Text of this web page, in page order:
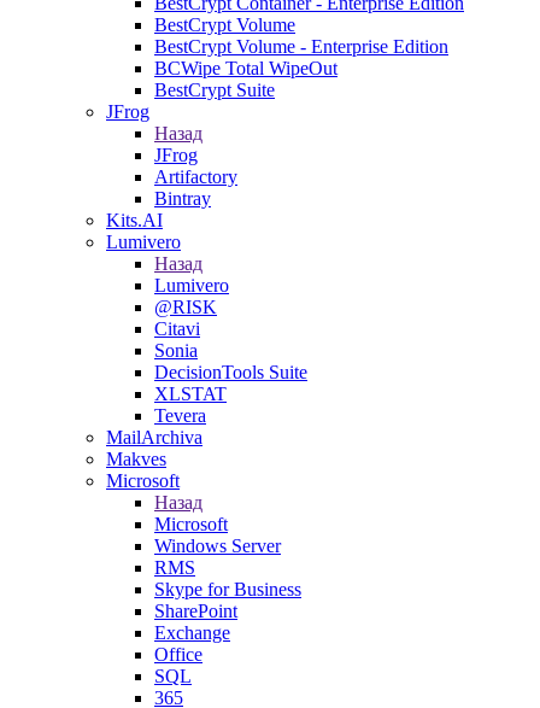
BestCrypt Volume
BestCrypt Volume - Enterprise Edition
BCWipe Total WipeOut
BestCrypt Suite
JFrog
Назад
JFrog
Artifactory
Bintray
Kits.AI
Lumivero
Назад
Lumivero
@RISK
Citavi
Sonia
DecisionTools Suite
XLSTAT
Tevera
MailArchiva
Makves
Microsoft
Назад
Microsoft
Windows Server
RMS
Skype for Business
SharePoint
Exchange
Office
SQL
365